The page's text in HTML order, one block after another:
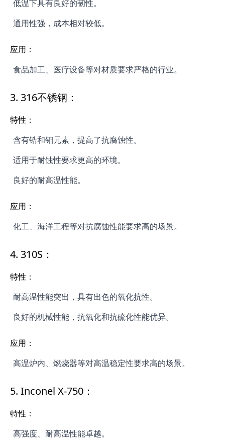
低温下具有良好的韧性。
通用性强，成本相对较低。
应用：
食品加工、医疗设备等对材质要求严格的行业。
3. 316不锈钢：
特性：
含有锆和钼元素，提高了抗腐蚀性。
适用于耐蚀性要求更高的环境。
良好的耐高温性能。
应用：
化工、海洋工程等对抗腐蚀性能要求高的场景。
4. 310S：
特性：
耐高温性能突出，具有出色的氧化抗性。
良好的机械性能，抗氧化和抗硫化性能优异。
应用：
高温炉内、燃烧器等对高温稳定性要求高的场景。
5. Inconel X-750：
特性：
高强度、耐高温性能卓越。